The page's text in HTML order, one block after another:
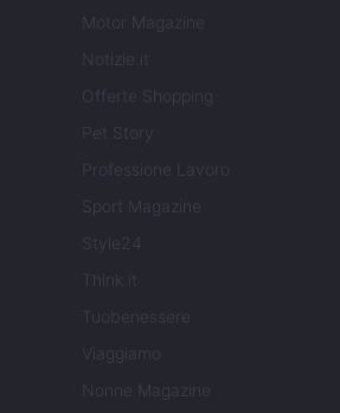
Motor Magazine
Notizie.it
Offerte Shopping
Pet Story
Professione Lavoro
Sport Magazine
Style24
Think.it
Tuobenessere
Viaggiamo
Nonne Magazine